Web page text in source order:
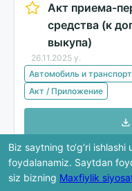
Акт приема-
средства (к
выкупа)
26.11.2025 y.
Автомобиль и транспорт
Акт / Приложение
Ko'rib chiqishda
To'liq versiya yuklab
Biz saytning to‘g‘ri
foydalanamiz. Saytdan
siz bizning Maxfiylik